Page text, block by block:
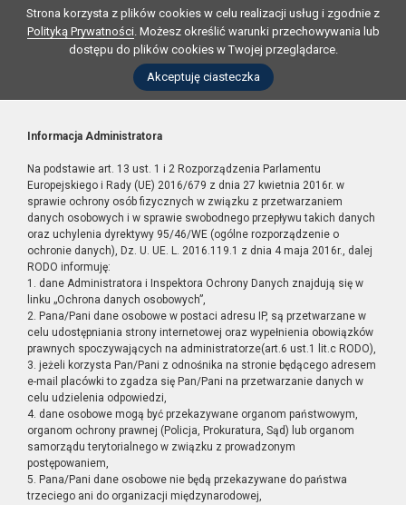
Strona korzysta z plików cookies w celu realizacji usług i zgodnie z
Polityką Prywatności. Możesz określić warunki przechowywania lub
dostępu do plików cookies w Twojej przeglądarce.
Akceptuję ciasteczka
Informacja Administratora
Na podstawie art. 13 ust. 1 i 2 Rozporządzenia Parlamentu
Europejskiego i Rady (UE) 2016/679 z dnia 27 kwietnia 2016r. w
sprawie ochrony osób fizycznych w związku z przetwarzaniem
danych osobowych i w sprawie swobodnego przepływu takich danych
oraz uchylenia dyrektywy 95/46/WE (ogólne rozporządzenie o
ochronie danych), Dz. U. UE. L. 2016.119.1 z dnia 4 maja 2016r., dalej
RODO informuję:
1. dane Administratora i Inspektora Ochrony Danych znajdują się w
linku „Ochrona danych osobowych”,
2. Pana/Pani dane osobowe w postaci adresu IP, są przetwarzane w
celu udostępniania strony internetowej oraz wypełnienia obowiązków
prawnych spoczywających na administratorze(art.6 ust.1 lit.c RODO),
3. jeżeli korzysta Pan/Pani z odnośnika na stronie będącego adresem
e-mail placówki to zgadza się Pan/Pani na przetwarzanie danych w
celu udzielenia odpowiedzi,
4. dane osobowe mogą być przekazywane organom państwowym,
organom ochrony prawnej (Policja, Prokuratura, Sąd) lub organom
samorządu terytorialnego w związku z prowadzonym
postępowaniem,
5. Pana/Pani dane osobowe nie będą przekazywane do państwa
trzeciego ani do organizacji międzynarodowej,